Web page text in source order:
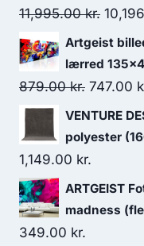
11,995.00kr.
Artgeist
lærred
879.00kr. 747.00
VENTURE
polyester
1,149.00 kr.
ARTGEIST
madness
349.00 kr.